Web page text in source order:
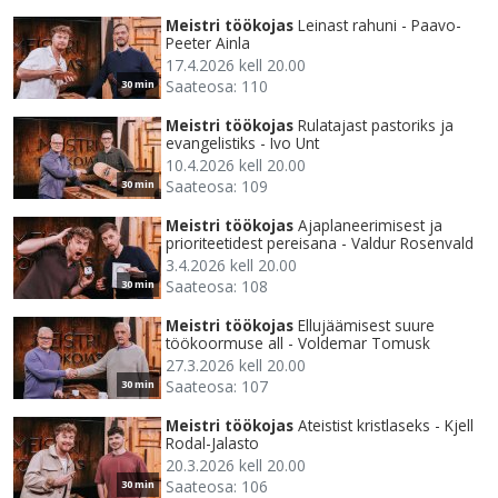
30 min
Meistri töökojas Leinast rahuni - Paavo-
Peeter Ainla
17.4.2026 kell 20.00
Saateosa: 110
30 min
Meistri töökojas Rulatajast pastoriks ja
evangelistiks - Ivo Unt
10.4.2026 kell 20.00
Saateosa: 109
30 min
Meistri töökojas Ajaplaneerimisest ja
prioriteetidest pereisana - Valdur Rosenvald
3.4.2026 kell 20.00
Saateosa: 108
30 min
Meistri töökojas Ellujäämisest suure
töökoormuse all - Voldemar Tomusk
27.3.2026 kell 20.00
Saateosa: 107
30 min
Meistri töökojas Ateistist kristlaseks - Kjell
Rodal-Jalasto
20.3.2026 kell 20.00
Saateosa: 106